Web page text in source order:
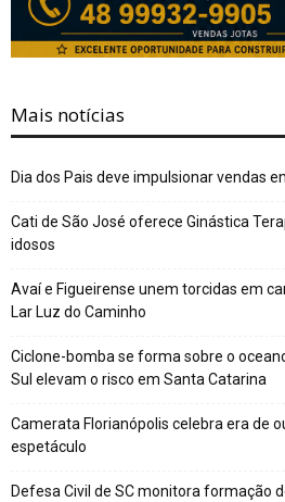
Mais notícias
Dia dos Pais deve impulsionar vendas
Cati de São José oferece Ginástica
idosos
Avaí e Figueirense unem torcidas em
Lar Luz do Caminho
Ciclone-bomba se forma sobre o
Sul elevam o risco em Santa Catarina
Camerata Florianópolis celebra era de
espetáculo
Defesa Civil de SC monitora formação